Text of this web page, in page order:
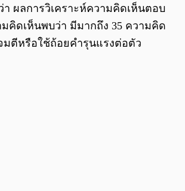
า ผลการวิเคราะห์ความคิดเห็นตอบ
มคิดเห็นพบว่า มีมากถึง 35 ความคิด
ตีหรือใช้ถ้อยคำรุนแรงต่อตัว